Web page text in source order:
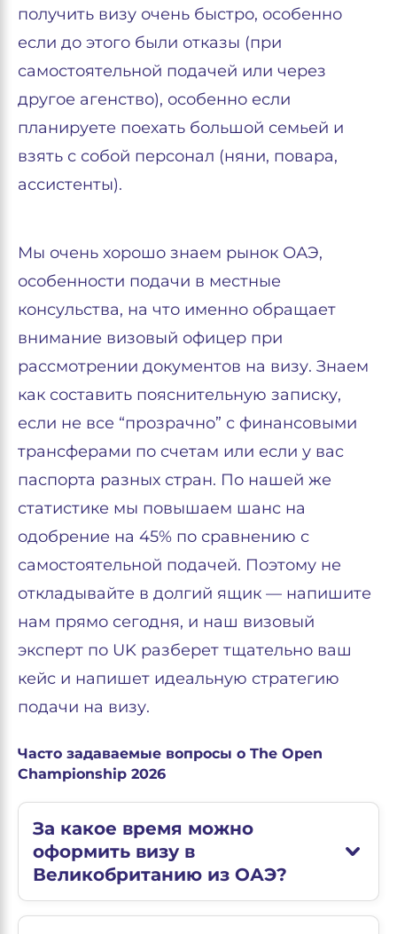
получить визу очень быстро, особенно
если до этого были отказы (при
самостоятельной подачей или через
другое агенство), особенно если
планируете поехать большой семьей и
взять с собой персонал (няни, повара,
ассистенты).
Мы очень хорошо знаем рынок ОАЭ,
особенности подачи в местные
консульства, на что именно обращает
внимание визовый офицер при
рассмотрении документов на визу. Знаем
как составить пояснительную записку,
если не все “прозрачно” с финансовыми
трансферами по счетам или если у вас
паспорта разных стран. По нашей же
статистике мы повышаем шанс на
одобрение на 45% по сравнению с
самостоятельной подачей. Поэтому не
откладывайте в долгий ящик — напишите
нам прямо сегодня, и наш визовый
эксперт по UK разберет тщательно ваш
кейс и напишет идеальную стратегию
подачи на визу.
Часто задаваемые вопросы о The Open
Championship 2026
За какое время можно
оформить визу в
Великобританию из ОАЭ?